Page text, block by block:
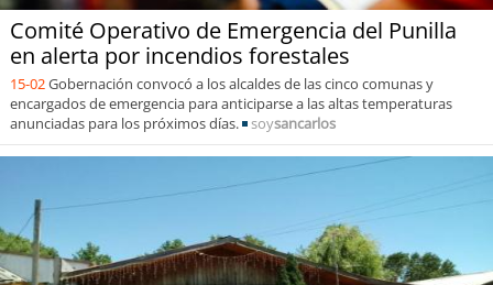
Comité Operativo de Emergencia del Punilla
en alerta por incendios forestales
15-02Gobernación convocó a los alcaldes de las cinco comunas y
encargados de emergencia para anticiparse a las altas temperaturas
anunciadas para los próximos días.
soysancarlos